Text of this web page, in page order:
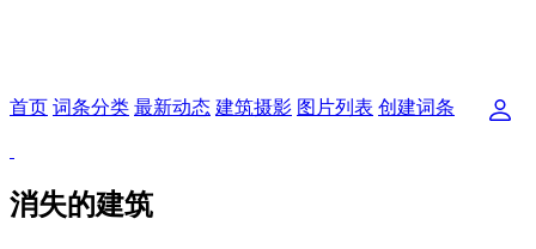
首页 词条分类 最新动态 建筑摄影 图片列表 创建词条
消失的建筑